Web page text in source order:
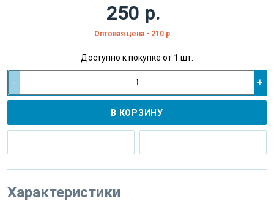
250 р.
Оптовая цена - 210 р.
Доступно к покупке от 1 шт.
- +
В КОРЗИНУ
Характеристики